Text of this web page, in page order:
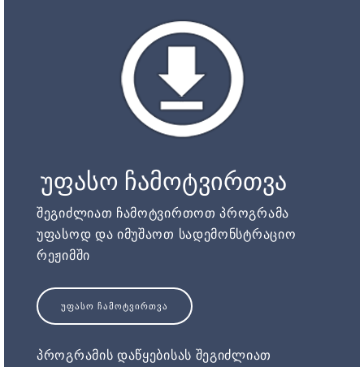
უფასო ჩამოტვირთვა
შეგიძლიათ ჩამოტვირთოთ პროგრამა
უფასოდ და იმუშაოთ სადემონსტრაციო
რეჟიმში
ᲣᲤᲐᲡᲝ ᲩᲐᲛᲝᲢᲕᲘᲠᲗᲕᲐ
პროგრამის დაწყებისას შეგიძლიათ